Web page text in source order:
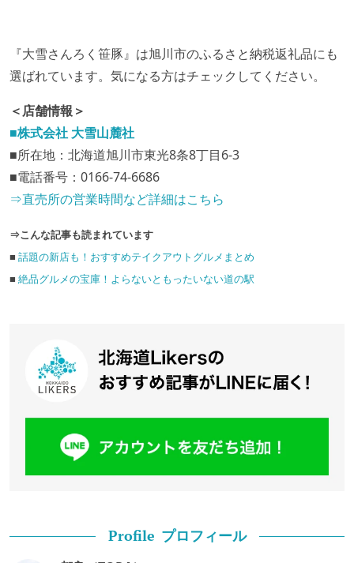
『大雪さんろく笹豚』は旭川市のふるさと納税返礼品にも
選ばれています。気になる方はチェックしてください。
＜店舗情報＞
■株式会社 大雪山麓社
■所在地：北海道旭川市東光8条8丁目6-3
■電話番号：0166-74-6686
⇒直売所の営業時間など詳細はこちら
⇒こんな記事も読まれています
■ 話題の新店も！おすすめテイクアウトグルメまとめ
■ 絶品グルメの宝庫！よらないともったいない道の駅
Profile プロフィール